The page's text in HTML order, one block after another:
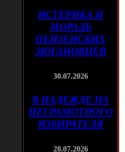
ИСТЕРИКА И
МОРАЛЬ
ПЕНЗЕНСКИХ
ЗЮГАНОВЦЕВ
30.07.2026
В НАДЕЖДЕ НА
НЕГРАМОТНОГО
ИЗБИРАТЕЛЯ
28.07.2026